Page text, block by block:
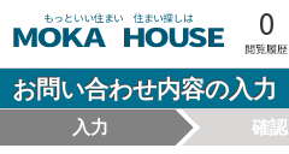
0
お問い合わせ内容の入力
入力 確認